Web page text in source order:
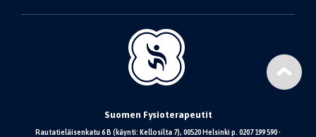
Suomen Fysioterapeutit
Rautatieläisenkatu 6 B (käynti: Kellosilta 7), 00520 Helsinki p. 0207 199 590 •